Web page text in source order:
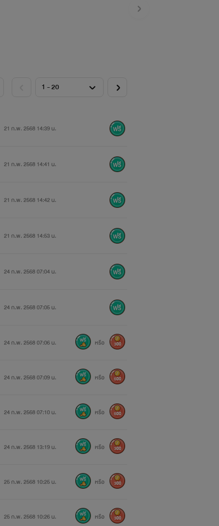
21 ก.พ. 2568 14:39 น.
21 ก.พ. 2568 14:41 น.
21 ก.พ. 2568 14:42 น.
21 ก.พ. 2568 14:53 น.
24 ก.พ. 2568 07:04 น.
24 ก.พ. 2568 07:05 น.
24 ก.พ. 2568 07:06 น. หรือ 300
24 ก.พ. 2568 07:09 น. หรือ 500
24 ก.พ. 2568 07:10 น. หรือ 500
24 ก.พ. 2568 13:19 น. หรือ 300
25 ก.พ. 2568 10:25 น. หรือ 300
25 ก.พ. 2568 10:26 น. หรือ 300